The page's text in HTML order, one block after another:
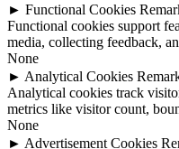
► Functional Cookies
Functional cookies support
media, collecting feedback,
None
► Analytical Cookies
Analytical cookies track
metrics like visitor count,
None
► Advertisement Cookies